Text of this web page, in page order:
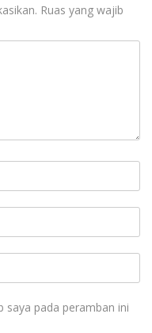
Ruas yang wajib
saya pada peramban ini